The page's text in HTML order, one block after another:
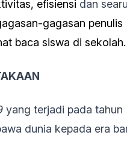
efisiensi dan
gagasan penulis
baca siswa di sekolah.
yang terjadi pada tahun
dunia kepada era